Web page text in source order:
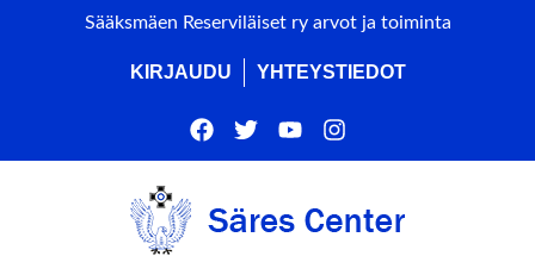
Sääksmäen Reserviläiset ry arvot ja toiminta
KIRJAUDU YHTEYSTIEDOT